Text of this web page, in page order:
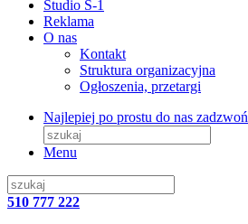
Studio S-1
Reklama
O nas
Kontakt
Struktura organizacyjna
Ogłoszenia, przetargi
Najlepiej po prostu do nas zadzwoń
Menu
510 777 222